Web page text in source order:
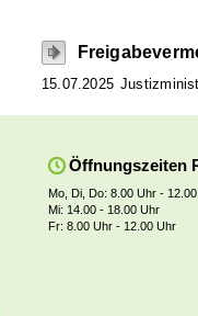
15.07.2025
Öffnungszeiten
Mo, Di, Do: 8.00 Uhr -
Mi: 14.00 - 18.00 Uhr
Fr: 8.00 Uhr - 12.00 Uhr